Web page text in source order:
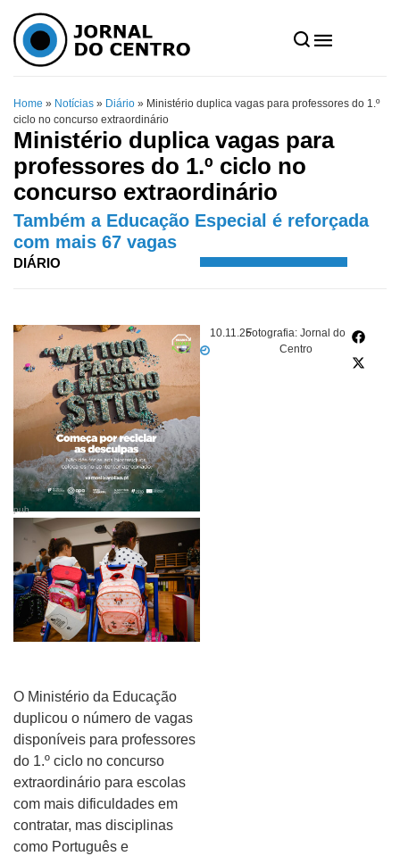
Home » Notícias » Diário » Ministério duplica vagas para professores do 1.º
ciclo no concurso extraordinário
Ministério duplica vagas para
professores do 1.º ciclo no
concurso extraordinário
Também a Educação Especial é reforçada
com mais 67 vagas
DIÁRIO
10.11.25Fotografia: Jornal do
Centro
pub
O Ministério da Educação
duplicou o número de vagas
disponíveis para professores
do 1.º ciclo no concurso
extraordinário para escolas
com mais dificuldades em
contratar, mas disciplinas
como Português e